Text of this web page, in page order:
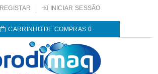
REGISTAR INICIAR SESSÃO
CARRINHO DE COMPRAS 0